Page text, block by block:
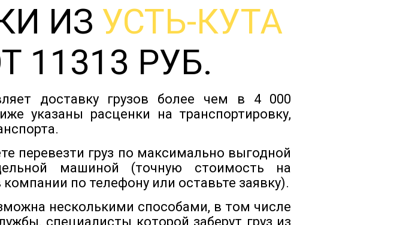
Тарифы
Отзывы
Статьи
Новости
Документы
ИЗ УСТЬ-КУТА
11313 РУБ.
доставку грузов более чем в 4 000
указаны расценки на транспортировку,
перевезти груз по максимально выгодной
машиной (точную стоимость на
компании по телефону или оставьте заявку).
несколькими способами, в том числе
специалисты которой заберут груз из